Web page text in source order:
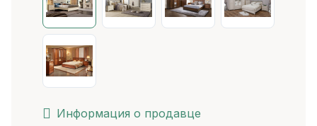
Информация о продавце